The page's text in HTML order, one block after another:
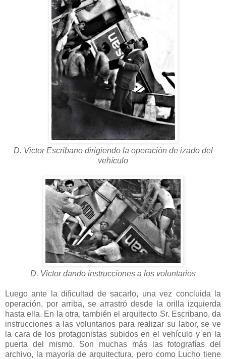
D. Victor Escribano dirigiendo la operación de izado del
vehículo
D. Victor dando instrucciones a los voluntarios
Luego ante la dificultad de sacarlo, una vez concluida la
operación, por arriba, se arrastró desde la orilla izquierda
hasta ella. En la otra, también el arquitecto Sr. Escribano, da
instrucciones a las voluntarios para realizar su labor, se ve
la cara de los protagonistas subidos en el vehículo y en la
puerta del mismo. Son muchas más las fotografías del
archivo, la mayoría de arquitectura, pero como Lucho tiene